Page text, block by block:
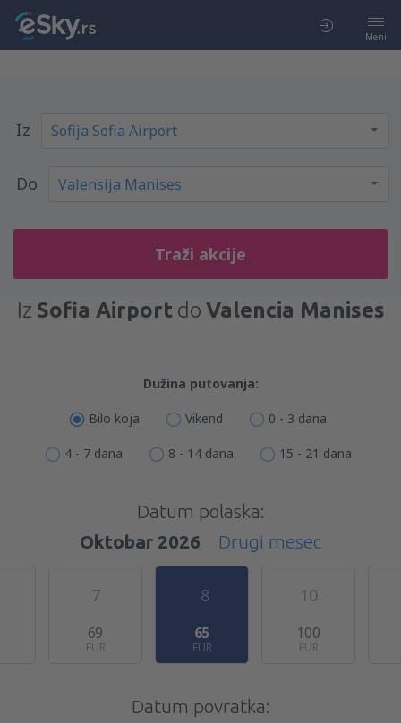
Meni
Iz
Do
Traži akcije
Iz Sofia Airportdo Valencia Manises
Dužina putovanja:
Bilo koja Vikend 0 - 3 dana
4 - 7 dana 8 - 14 dana 15 - 21 dana
Datum polaska:
Oktobar 2026
Drugi mesec
7
69
EUR
8
65
EUR
10
100
EUR
Datum povratka: